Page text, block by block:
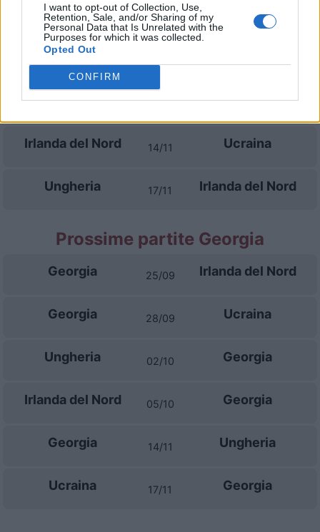
I want to opt-out of Collection, Use,
Retention, Sale, and/or Sharing of my
Personal Data that Is Unrelated with the
Purposes for which it was collected.
Opted Out
CONFIRM
Irlanda del Nord 28/09 Ungheria
Ucraina 02/10
Irlanda del Nord 05/10 Georgia
Irlanda del Nord 14/11 Ucraina
Ungheria 17/11 Irlanda del Nord
Prossime partite Georgia
Georgia 25/09 Irlanda del Nord
Georgia 28/09 Ucraina
Ungheria 02/10 Georgia
Irlanda del Nord 05/10 Georgia
Georgia 14/11 Ungheria
Ucraina 17/11 Georgia